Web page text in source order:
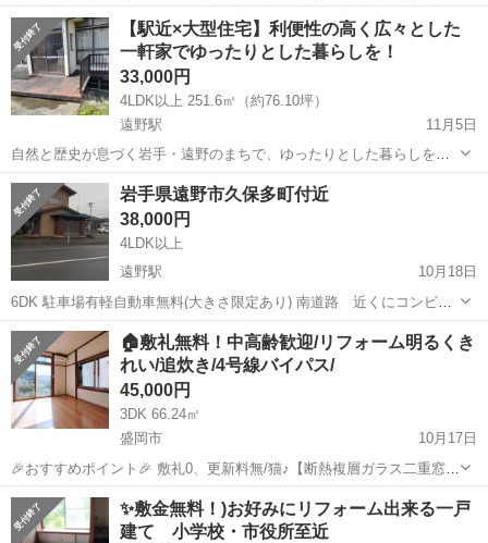
上小友３８９－１ http://tinyurl.com/25zwkead ※表示されない場合は
何度か更新して...
岩手 二戸郡 一戸建て 初期
【駅近×大型住宅】利便性の高く広々とした
一軒家でゆったりとした暮らしを！
33,000円
4LDK以上 251.6㎡（約76.10坪）
遠野駅
11月5日
自然と歴史が息づく岩手・遠野のまちで、ゆったりとした暮らしを。
延床約200㎡の大型住宅で、居住はもちろん、事業拠点・作業場・倉庫
用途にも柔軟に対応可能です。 リフォーム・DIY歓迎、自由な住まい
づくりが叶う戸建物件です...
岩手 遠野市 遠野駅 一戸建て 徒歩
岩手県遠野市久保多町付近
38,000円
4LDK以上
遠野駅
10月18日
6DK 駐車場有軽自動車無料(大きさ限定あり) 南道路 近くにコンビ
ニ、薬局、ホームセンター 徒歩圏内、 敷金0、礼金0 プロパン、本下
水、 ペット可能、火災保険、保証会社加入 滞納された方...
岩手 遠野市 遠野駅 一戸建て
🏠️敷礼無料！中高齢歓迎/リフォーム明るくき
れい/追炊き/4号線バイパス/
45,000円
3DK 66.24㎡
盛岡市
10月17日
🎉おすすめポイント🎉 敷礼0、更新料無/猫♪【断熱複層ガラス二重窓の
安心】1階エアコン新品・2口ガスコンロ・照明・収納充実/駐車2台可
【禁煙/非喫煙者のみのご入居】閑静でリビングがとても明るい高齢者
歓迎の優しい環境です ■...
岩手 盛岡市 一戸建て 無料
✨️敷金無料！)お好みにリフォーム出来る一戸
建て 小学校・市役所至近